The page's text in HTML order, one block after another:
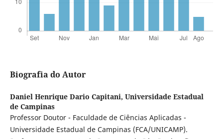
Biografia do Autor
Daniel Henrique Dario Capitani, Universidade Estadual
de Campinas
Professor Doutor - Faculdade de Ciências Aplicadas -
Universidade Estadual de Campinas (FCA/UNICAMP).